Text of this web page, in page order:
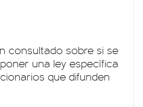
consultado sobre si se
una ley específica
que difunden